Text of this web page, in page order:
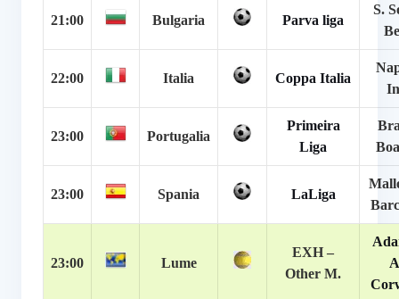
21:00 Bulgaria Parva liga
S.
22:00 Italia Coppa Italia
23:00 Portugalia
Primeira
Liga
23:00 Spania LaLiga
23:00 Lume
EXH –
Other M.